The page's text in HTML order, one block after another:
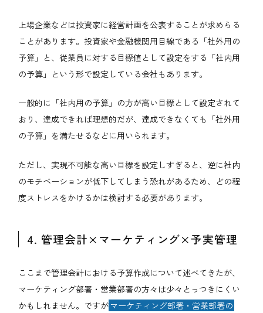
上場企業などは投資家に経営計画を公表することが求めらる
ことがあります。投資家や金融機関用目線である「社外用の
予算」と、従業員に対する目標値として設定をする「社内用
の予算」という形で設定している会社もあります。
一般的に「社内用の予算」の方が高い目標として設定されて
おり、達成できれば理想的だが、達成できなくても「社外用
の予算」を満たせるなどに用いられます。
ただし、実現不可能な高い目標を設定しすぎると、逆に社内
のモチベーションが低下してしまう恐れがあるため、どの程
度ストレスをかけるかは検討する必要があります。
4. 管理会計×マーケティング×予実管理
ここまで管理会計における予算作成について述べてきたが、
マーケティング部署・営業部署の方々は少々とっつきにくい
かもしれません。ですがマーケティング部署・営業部署の